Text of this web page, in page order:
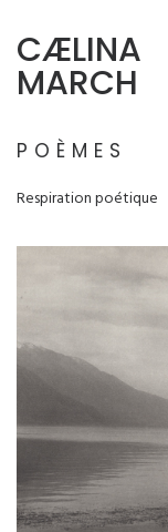
CÆLINA
MARCH
POÈMES
Respiration poétique